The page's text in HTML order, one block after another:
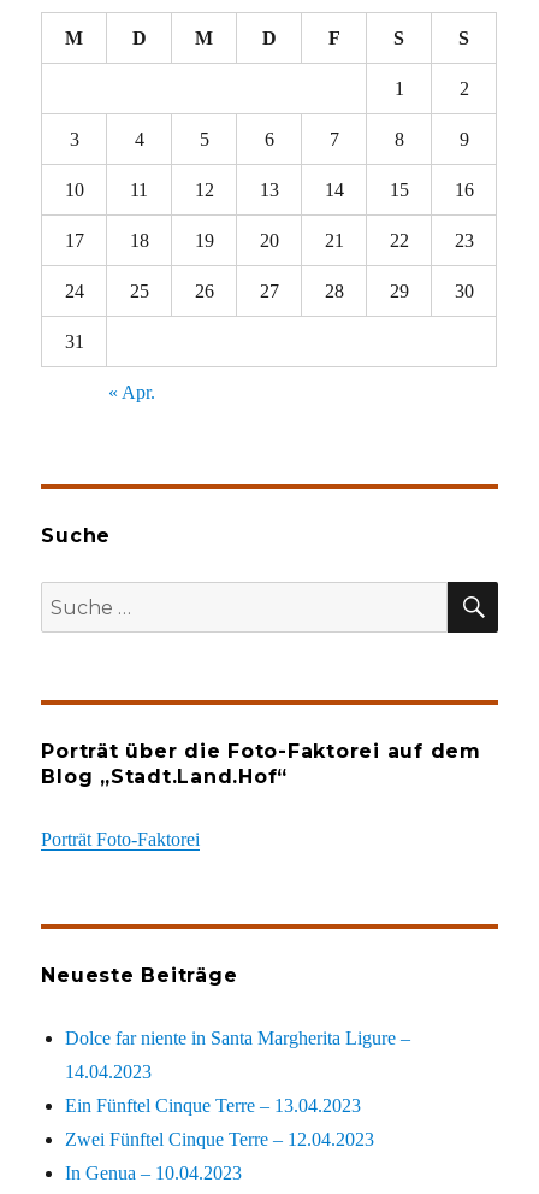
M D M D F S S
1 2
3 4 5 6 7 8 9
10 11 12 13 14 15 16
17 18 19 20 21 22 23
24 25 26 27 28 29 30
31
« Apr.
Suche
Suche
nach:
Porträt über die Foto-Faktorei auf dem
Blog „Stadt.Land.Hof“
Porträt Foto-Faktorei
Neueste Beiträge
Dolce far niente in Santa Margherita Ligure –
14.04.2023
Ein Fünftel Cinque Terre – 13.04.2023
Zwei Fünftel Cinque Terre – 12.04.2023
In Genua – 10.04.2023